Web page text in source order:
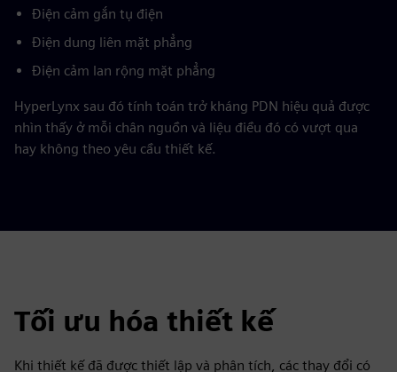
Điện cảm gắn tụ điện
Điện dung liên mặt phẳng
Điện cảm lan rộng mặt phẳng
HyperLynx sau đó tính toán trở kháng PDN hiệu quả được
nhìn thấy ở mỗi chân nguồn và liệu điều đó có vượt qua
hay không theo yêu cầu thiết kế.
Tối ưu hóa thiết kế
Khi thiết kế đã được thiết lập và phân tích, các thay đổi có